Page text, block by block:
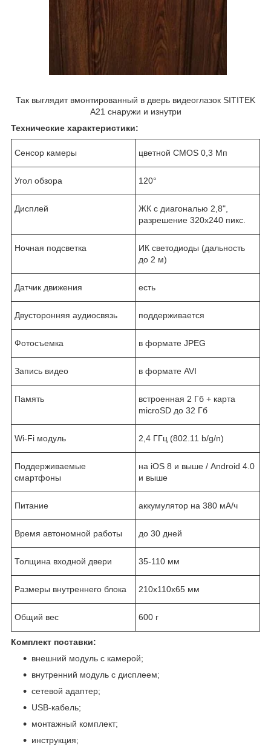
Так выглядит вмонтированный в дверь видеоглазок SITITEK
А21 снаружи и изнутри
Технические характеристики:
Сенсор камеры цветной CMOS 0,3 Мп
Угол обзора 120°
Дисплей
ЖК с диагональю 2,8",
разрешение 320х240 пикс.
Ночная подсветка
ИК светодиоды (дальность
до 2 м)
Датчик движения есть
Двусторонняя аудиосвязь поддерживается
Фотосъемка в формате JPEG
Запись видео в формате AVI
Память
встроенная 2 Гб + карта
microSD до 32 Гб
Wi-Fi модуль 2,4 ГГц (802.11 b/g/n)
Поддерживаемые
смартфоны
на iOS 8 и выше / Android 4.0
и выше
Питание аккумулятор на 380 мА/ч
Время автономной работы до 30 дней
Толщина входной двери 35-110 мм
Размеры внутреннего блока 210х110х65 мм
Общий вес 600 г
Комплект поставки:
внешний модуль с камерой;
внутренний модуль с дисплеем;
сетевой адаптер;
USB-кабель;
монтажный комплект;
инструкция;